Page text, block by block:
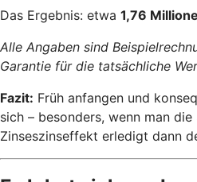
Das Ergebnis: etwa 1,76
Alle Angaben sind
Garantie für die tatsächliche
Fazit: Früh anfangen und
sich – besonders, wenn man
Zinseszinseffekt erledigt dann